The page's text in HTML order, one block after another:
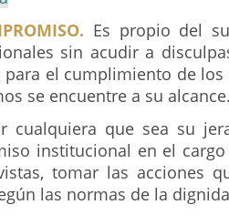
Es propio del
sin acudir a
para el cumplimiento de
se encuentre a su
cualquiera que sea su
institucional en el
tomar las acciones
las normas de la